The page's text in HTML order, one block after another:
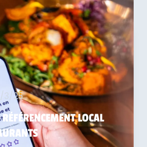
3/25
LOCAL